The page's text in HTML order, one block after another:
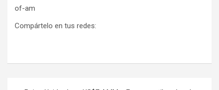
of-am
Compártelo en tus redes: